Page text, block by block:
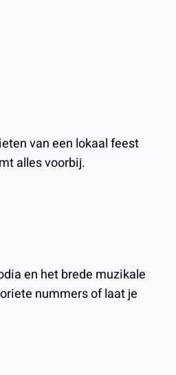
van een lokaal feest
alles voorbij.
en het brede muzikale
nummers of laat je